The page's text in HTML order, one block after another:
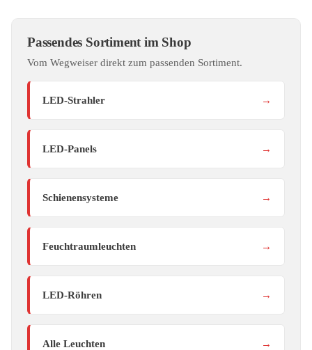
Passendes Sortiment im Shop
Vom Wegweiser direkt zum passenden Sortiment.
LED-Strahler →
LED-Panels →
Schienensysteme →
Feuchtraumleuchten →
LED-Röhren →
Alle Leuchten →